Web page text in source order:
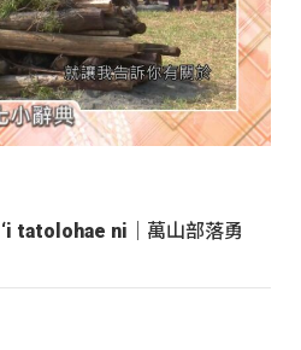
‘i tatolohae ni｜萬山部落勇